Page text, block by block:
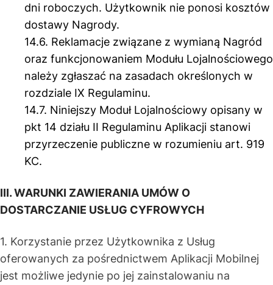
dni roboczych. Użytkownik nie ponosi kosztów
dostawy Nagrody.
14.6. Reklamacje związane z wymianą Nagród
oraz funkcjonowaniem Modułu Lojalnościowego
należy zgłaszać na zasadach określonych w
rozdziale IX Regulaminu.
14.7. Niniejszy Moduł Lojalnościowy opisany w
pkt 14 działu II Regulaminu Aplikacji stanowi
przyrzeczenie publiczne w rozumieniu art. 919
KC.
III. WARUNKI ZAWIERANIA UMÓW O
DOSTARCZANIE USŁUG CYFROWYCH
1. Korzystanie przez Użytkownika z Usług
oferowanych za pośrednictwem Aplikacji Mobilnej
jest możliwe jedynie po jej zainstalowaniu na